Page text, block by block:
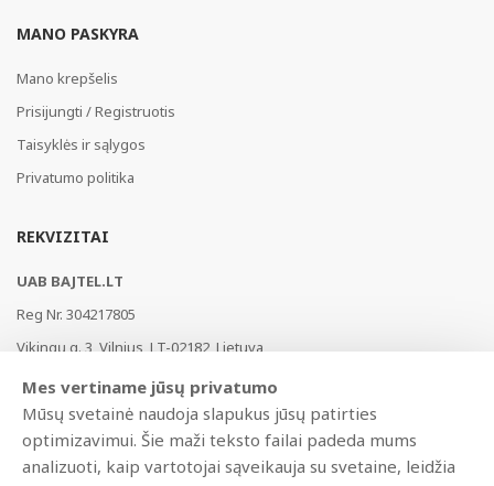
MANO PASKYRA
Mano krepšelis
Prisijungti / Registruotis
Taisyklės ir sąlygos
Privatumo politika
REKVIZITAI
UAB BAJTEL.LT
Reg Nr. 304217805
Vikingų g. 3, Vilnius, LT-02182, Lietuva
Swedbank, HABALT22
LT177300010146217453
Mes vertiname jūsų privatumo
Mūsų svetainė naudoja slapukus jūsų patirties
optimizavimui. Šie maži teksto failai padeda mums
analizuoti, kaip vartotojai sąveikauja su svetaine, leidžia